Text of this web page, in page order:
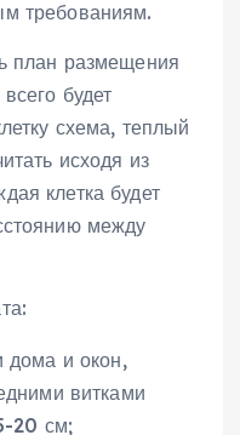
требованиям.
план размещения
будет
схема, теплый
исходя из
клетка будет
между
дома и окон,
витками
20 см;